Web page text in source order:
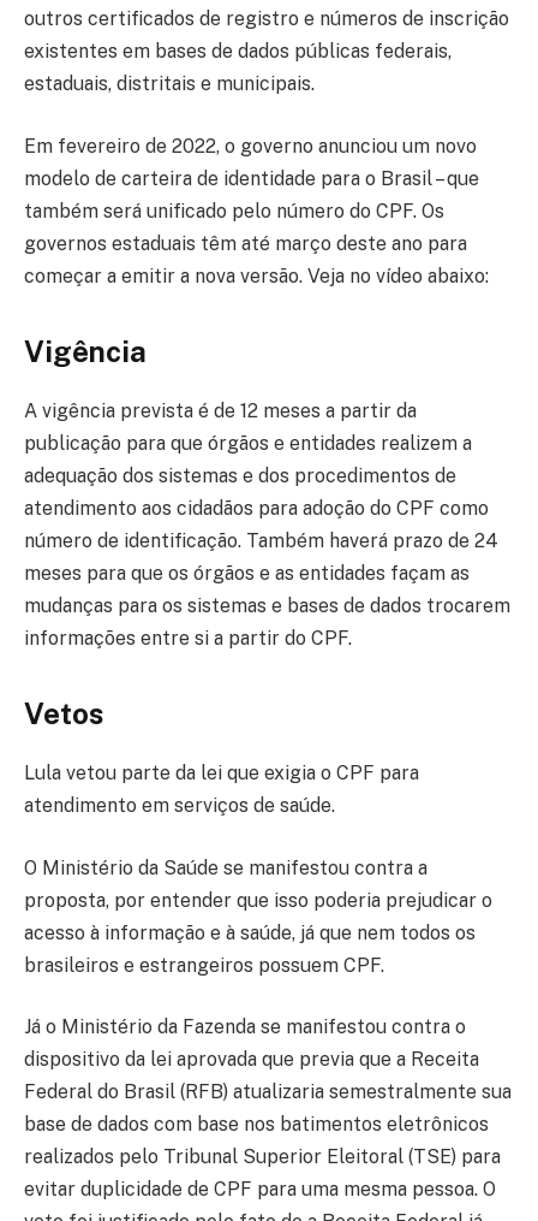
outros certificados de registro e números de inscrição
existentes em bases de dados públicas federais,
estaduais, distritais e municipais.
Em fevereiro de 2022, o governo anunciou um novo
modelo de carteira de identidade para o Brasil – que
também será unificado pelo número do CPF. Os
governos estaduais têm até março deste ano para
começar a emitir a nova versão. Veja no vídeo abaixo:
Vigência
A vigência prevista é de 12 meses a partir da
publicação para que órgãos e entidades realizem a
adequação dos sistemas e dos procedimentos de
atendimento aos cidadãos para adoção do CPF como
número de identificação. Também haverá prazo de 24
meses para que os órgãos e as entidades façam as
mudanças para os sistemas e bases de dados trocarem
informações entre si a partir do CPF.
Vetos
Lula vetou parte da lei que exigia o CPF para
atendimento em serviços de saúde.
O Ministério da Saúde se manifestou contra a
proposta, por entender que isso poderia prejudicar o
acesso à informação e à saúde, já que nem todos os
brasileiros e estrangeiros possuem CPF.
Já o Ministério da Fazenda se manifestou contra o
dispositivo da lei aprovada que previa que a Receita
Federal do Brasil (RFB) atualizaria semestralmente sua
base de dados com base nos batimentos eletrônicos
realizados pelo Tribunal Superior Eleitoral (TSE) para
evitar duplicidade de CPF para uma mesma pessoa. O